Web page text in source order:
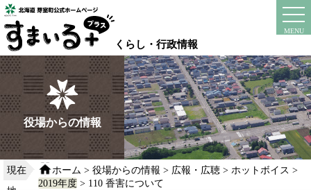
本
文
へ
移
動
る
くらし・行政情報
MENU
instagram
役場からの情報
現在
ホーム >役場からの情報 > 広報・広聴 > ホットボイス >
2019年度 > 110 香害について